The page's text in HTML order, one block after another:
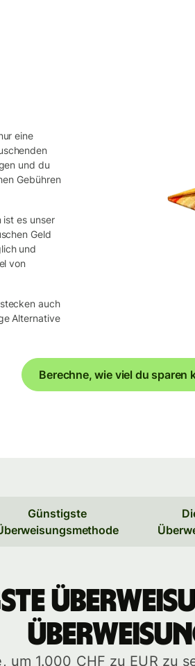
eine
und du
Gebühren
ist es unser
Geld
und
von
auch
Alternative
Berechne, wie viel du sparen
Günstigste
um 1.000 CHF zu EUR zu